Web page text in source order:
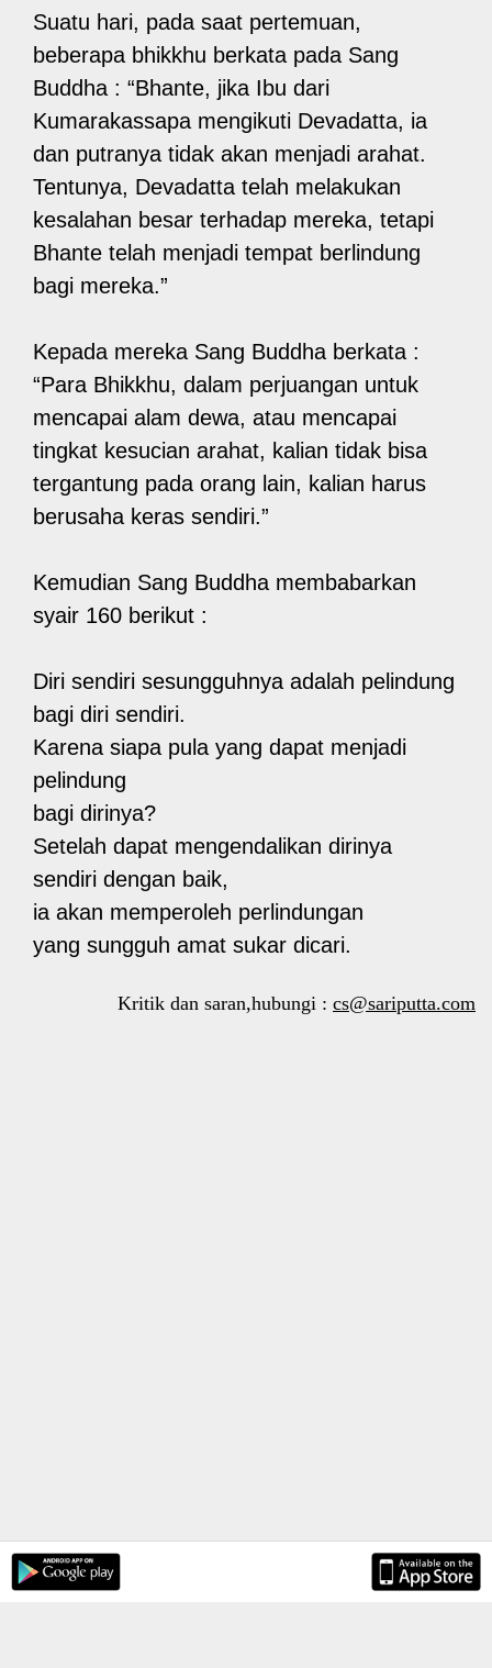
Suatu hari, pada saat pertemuan,
beberapa bhikkhu berkata pada Sang
Buddha : “Bhante, jika Ibu dari
Kumarakassapa mengikuti Devadatta, ia
dan putranya tidak akan menjadi arahat.
Tentunya, Devadatta telah melakukan
kesalahan besar terhadap mereka, tetapi
Bhante telah menjadi tempat berlindung
bagi mereka.”
Kepada mereka Sang Buddha berkata :
“Para Bhikkhu, dalam perjuangan untuk
mencapai alam dewa, atau mencapai
tingkat kesucian arahat, kalian tidak bisa
tergantung pada orang lain, kalian harus
berusaha keras sendiri.”
Kemudian Sang Buddha membabarkan
syair 160 berikut :
Diri sendiri sesungguhnya adalah pelindung
bagi diri sendiri.
Karena siapa pula yang dapat menjadi
pelindung
bagi dirinya?
Setelah dapat mengendalikan dirinya
sendiri dengan baik,
ia akan memperoleh perlindungan
yang sungguh amat sukar dicari.
Kritik dan saran,hubungi : cs@sariputta.com